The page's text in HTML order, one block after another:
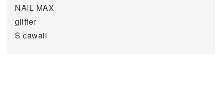
NAIL MAX
glitter
S cawaii